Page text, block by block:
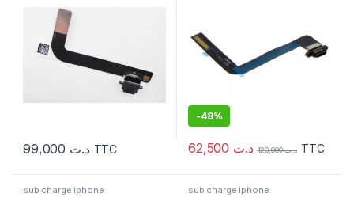
د.ت TTC
-48%
د.ت د.ت120,000 TTC
sub charge iphone sub charge iphone